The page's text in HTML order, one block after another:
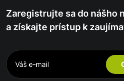
Zaregistrujte sa do nášho
a získajte prístup k